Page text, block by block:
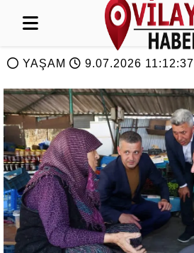
YAŞAM 9.07.2026 11:12:37